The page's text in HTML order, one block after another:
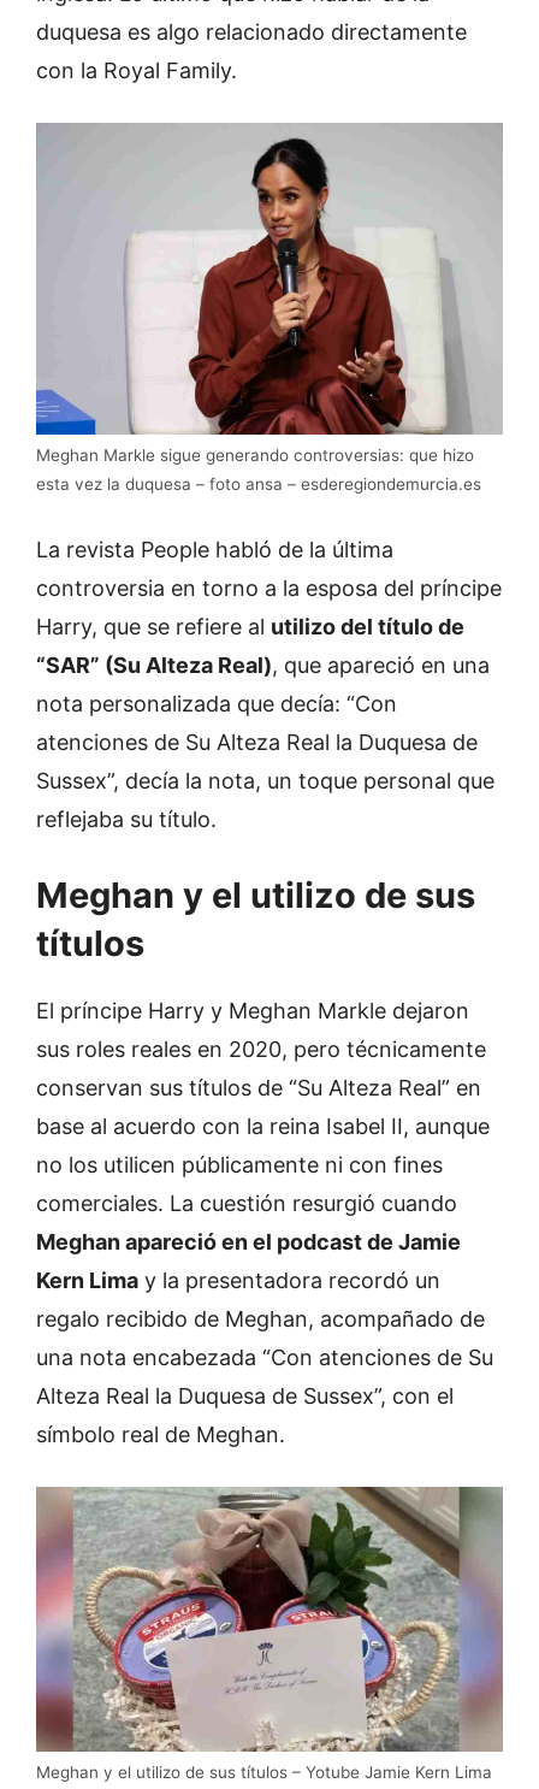
duquesa es algo relacionado directamente
con la Royal Family.
Meghan Markle sigue generando controversias: que hizo
esta vez la duquesa – foto ansa – esderegiondemurcia.es
La revista People habló de la última
controversia en torno a la esposa del príncipe
Harry, que se refiere al utilizo del título de
“SAR” (Su Alteza Real), que apareció en una
nota personalizada que decía: “Con
atenciones de Su Alteza Real la Duquesa de
Sussex”, decía la nota, un toque personal que
reflejaba su título.
Meghan y el utilizo de sus
títulos
El príncipe Harry y Meghan Markle dejaron
sus roles reales en 2020, pero técnicamente
conservan sus títulos de “Su Alteza Real” en
base al acuerdo con la reina Isabel II, aunque
no los utilicen públicamente ni con fines
comerciales. La cuestión resurgió cuando
Meghan apareció en el podcast de Jamie
Kern Lima y la presentadora recordó un
regalo recibido de Meghan, acompañado de
una nota encabezada “Con atenciones de Su
Alteza Real la Duquesa de Sussex”, con el
símbolo real de Meghan.
Meghan y el utilizo de sus títulos – Yotube Jamie Kern Lima